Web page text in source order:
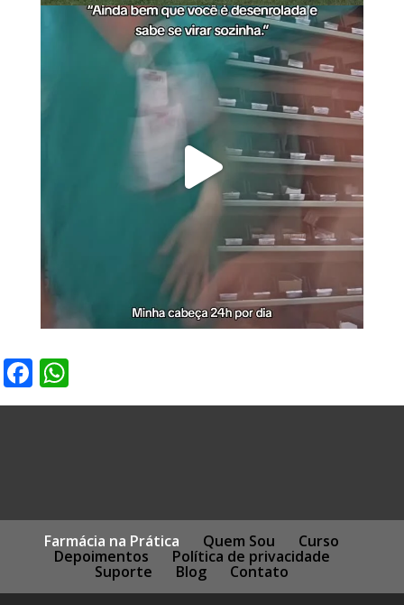
Facebook
Farmácia na Prática Quem Sou Curso
Depoimentos Política de privacidade
Suporte Blog Contato